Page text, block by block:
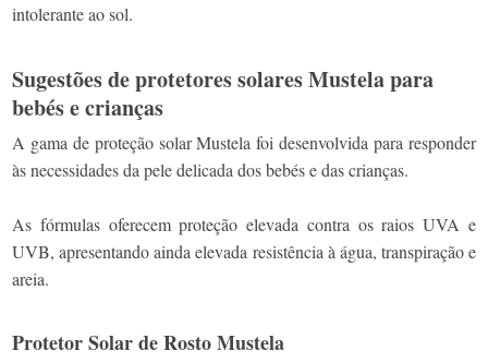
intolerante ao sol.
Sugestões de protetores solares Mustela para
bebés e crianças
A gama de proteção solar Mustela foi desenvolvida para responder
às necessidades da pele delicada dos bebés e das crianças.
As fórmulas oferecem proteção elevada contra os raios UVA e
UVB, apresentando ainda elevada resistência à água, transpiração e
areia.
Protetor Solar de Rosto Mustela